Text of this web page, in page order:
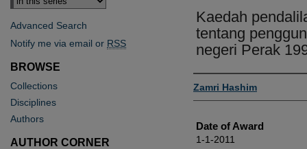
Kaedah
tentang
negeri Perak
Author
Zamri Hashim
Date of Award
1-1-2011
Advanced Search
Notify me via email or RSS
BROWSE
Collections
Disciplines
Authors
AUTHOR CORNER